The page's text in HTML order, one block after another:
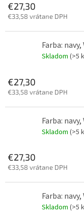
€27,30
€33,58 vrátane DPH
Farba:
Skladom (>5
€27,30
€33,58 vrátane DPH
Farba:
Skladom (>5
€27,30
€33,58 vrátane DPH
Farba:
Skladom (>5